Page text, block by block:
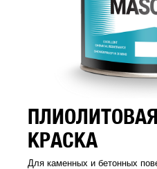
КРАСКА
Для каменных и бетонных